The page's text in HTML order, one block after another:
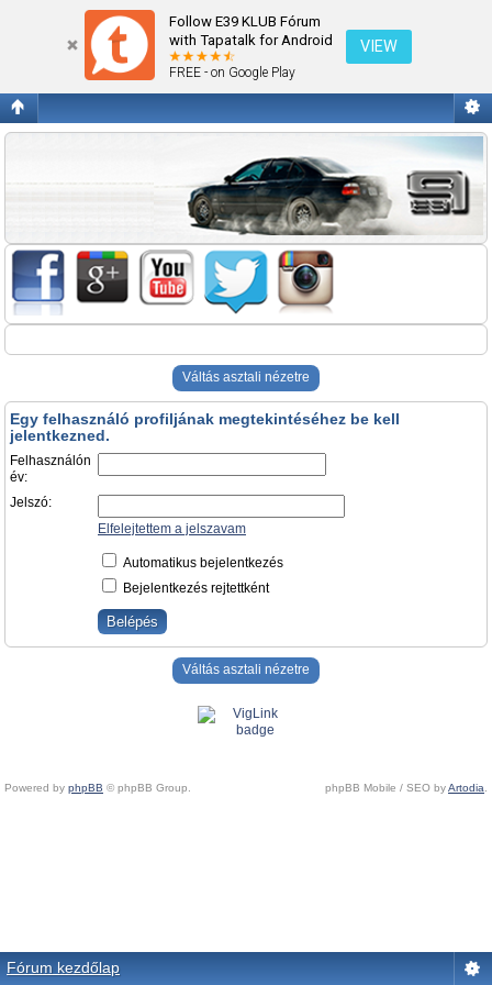
Follow E39 KLUB Fórum
with Tapatalk for Android
FREE - on Google Play
VIEW
Belépés
Váltás asztali nézetre
Egy felhasználó profiljának megtekintéséhez be kell
jelentkezned.
Felhasználón
év:
Jelszó:
Elfelejtettem a jelszavam
Automatikus bejelentkezés
Bejelentkezés rejtettként
Váltás asztali nézetre
Powered by phpBB © phpBB Group. phpBB Mobile / SEO byArtodia.
Fórum kezdőlap